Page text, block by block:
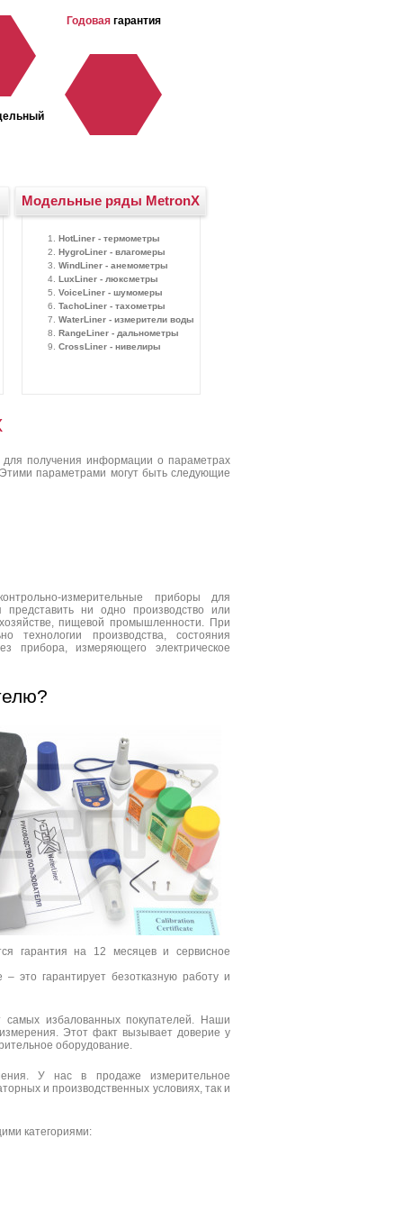
Годоваягарантия
Модельные ряды MetronX
HotLiner - термометры
HygroLiner - влагомеры
WindLiner - анемометры
LuxLiner - люксметры
VoiceLiner - шумомеры
TachoLiner - тахометры
WaterLiner - измерители воды
RangeLiner - дальнометры
CrossLiner - нивелиры
для получения информации о параметрах
параметрами могут быть следующие
измерительные приборы для
ни одно производство или
пищевой промышленности. При
технологии производства, состояния
измеряющего электрическое
гарантия на 12 месяцев и сервисное
это гарантирует безотказную работу и
самых избалованных покупателей. Наши
Этот факт вызывает доверие у
оборудование.
У нас в продаже измерительное
и производственных условиях, так и
категориями: